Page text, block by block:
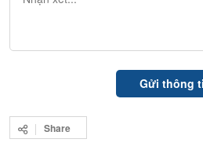
Share